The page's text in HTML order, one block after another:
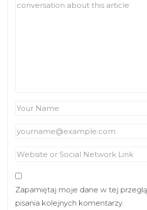
Zapamiętaj moje dane w tej
pisania kolejnych komentarzy.